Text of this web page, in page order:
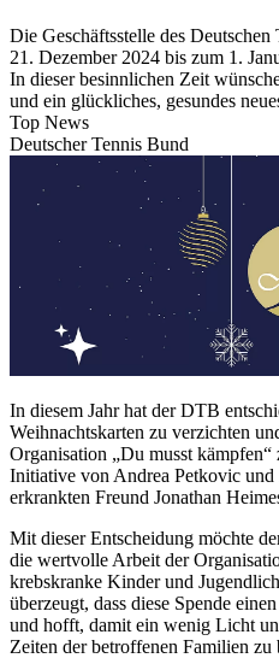
Die Geschäftsstelle des
21. Dezember 2024 bis zum 1.
In dieser besinnlichen Zeit
und ein glückliches, gesundes
Top News
Deutscher Tennis Bund
In diesem Jahr hat der DTB
Weihnachtskarten zu verzichten
Organisation „Du musst
Initiative von Andrea Petkovic und
erkrankten Freund Jonathan
Mit dieser Entscheidung möchte
die wertvolle Arbeit der
krebskranke Kinder und
überzeugt, dass diese Spende
und hofft, damit ein wenig Licht
Zeiten der betroffenen Familien zu